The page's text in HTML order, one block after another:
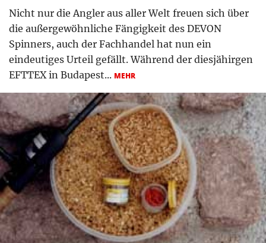
Nicht nur die Angler aus aller Welt freuen sich über
die außergewöhnliche Fängigkeit des DEVON
Spinners, auch der Fachhandel hat nun ein
eindeutiges Urteil gefällt. Während der diesjähirgen
EFTTEX in Budapest... MEHR